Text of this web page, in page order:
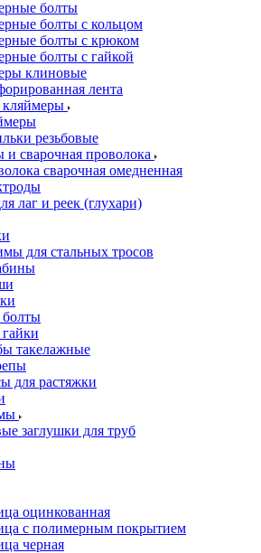
болты
болты с кольцом
болты с крюком
болты с гайкой
клиновые
лента
резьбовые
и сварочная проволока
сварочная омедненная
лаг и реек (глухари)
для стальных тросов
такелажные
для растяжки
заглушки для труб
оцинкованная
с полимерным покрытием
черная